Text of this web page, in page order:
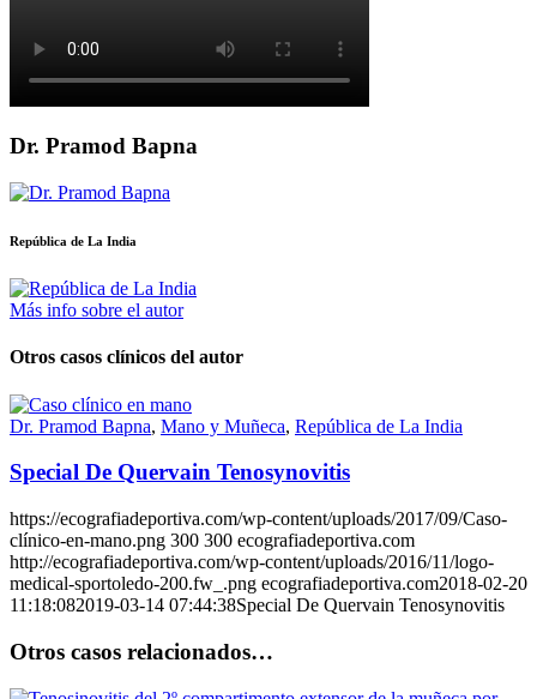
Dr. Pramod Bapna
República de La India
Más info sobre el autor
Otros casos clínicos del autor
Dr. Pramod Bapna, Mano y Muñeca, República de La India
Special De Quervain Tenosynovitis
https://ecografiadeportiva.com/wp-content/uploads/2017/09/Caso-
clínico-en-mano.png 300 300 ecografiadeportiva.com
http://ecografiadeportiva.com/wp-content/uploads/2016/11/logo-
medical-sportoledo-200.fw_.png ecografiadeportiva.com2018-02-20
11:18:082019-03-14 07:44:38Special De Quervain Tenosynovitis
Otros casos relacionados…